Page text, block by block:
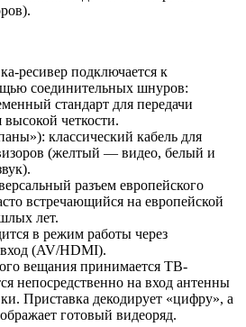
ресивер подключается к
соединительных шнуров:
стандарт для передачи
четкости.
классический кабель для
(желтый — видео, белый и
разъем европейского
встречающийся на европейской
лет.
в режим работы через
(AV/HDMI).
вещания принимается ТВ-
непосредственно на вход антенны
Приставка декодирует «цифру», а
готовый видеоряд.